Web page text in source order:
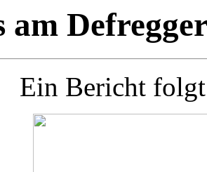
am
Ein Bericht